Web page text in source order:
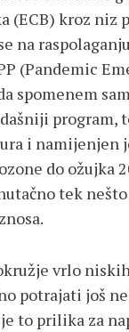
(ECB) kroz niz
na
(Pandemic
spomenem
program,
i namijenjen
do ožujka
tek
vrlo
potrajati još
to prilika za